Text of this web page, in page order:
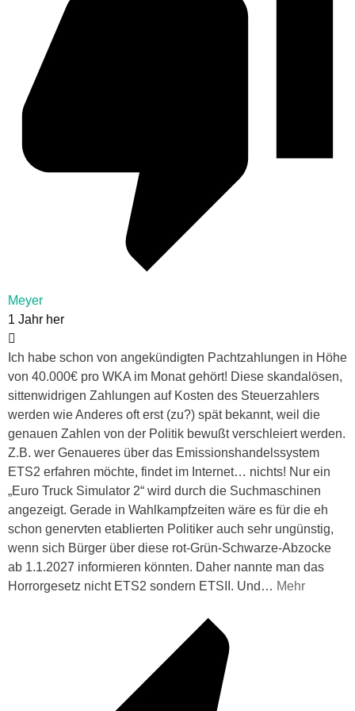
Meyer
1 Jahr her
Ich habe schon von angekündigten Pachtzahlungen in Höhe
von 40.000€ pro WKA im Monat gehört! Diese skandalösen,
sittenwidrigen Zahlungen auf Kosten des Steuerzahlers
werden wie Anderes oft erst (zu?) spät bekannt, weil die
genauen Zahlen von der Politik bewußt verschleiert werden.
Z.B. wer Genaueres über das Emissionshandelssystem
ETS2 erfahren möchte, findet im Internet… nichts! Nur ein
„Euro Truck Simulator 2“ wird durch die Suchmaschinen
angezeigt. Gerade in Wahlkampfzeiten wäre es für die eh
schon genervten etablierten Politiker auch sehr ungünstig,
wenn sich Bürger über diese rot-Grün-Schwarze-Abzocke
ab 1.1.2027 informieren könnten. Daher nannte man das
Horrorgesetz nicht ETS2 sondern ETSII. Und … Mehr